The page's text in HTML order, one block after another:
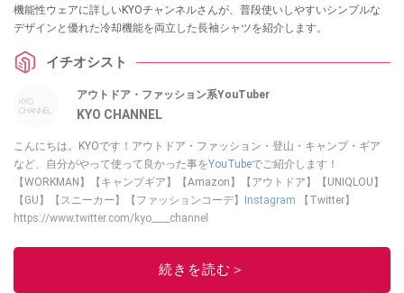
機能性ウェアに詳しいKYOチャンネルさんが、普段使いしやすいシンプルな
デザインと優れた冷却機能を両立した長袖シャツを紹介します。
イチオシスト
アウトドア・ファッション系YouTuber
KYO CHANNEL
こんにちは。KYOです！アウトドア・ファッション・登山・キャンプ・ギア
など、自分がやって使って良かった事をYouTubeでご紹介します！
【WORKMAN】【キャンプギア】【Amazon】【アウトドア】【UNIQLOU】
【GU】【スニーカー】【ファッションコーデ】
Instagram 【Twitter】
https://www.twitter.com/kyo____channel
このイチオシストの他の記事を読む
続きを読む＞